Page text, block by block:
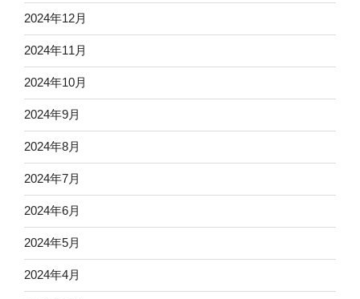
2024年12月
2024年11月
2024年10月
2024年9月
2024年8月
2024年7月
2024年6月
2024年5月
2024年4月